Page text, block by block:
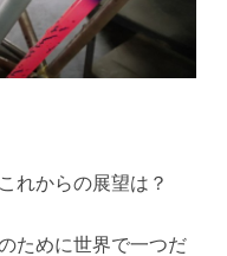
れからの展望は？
ために世界で一つだ